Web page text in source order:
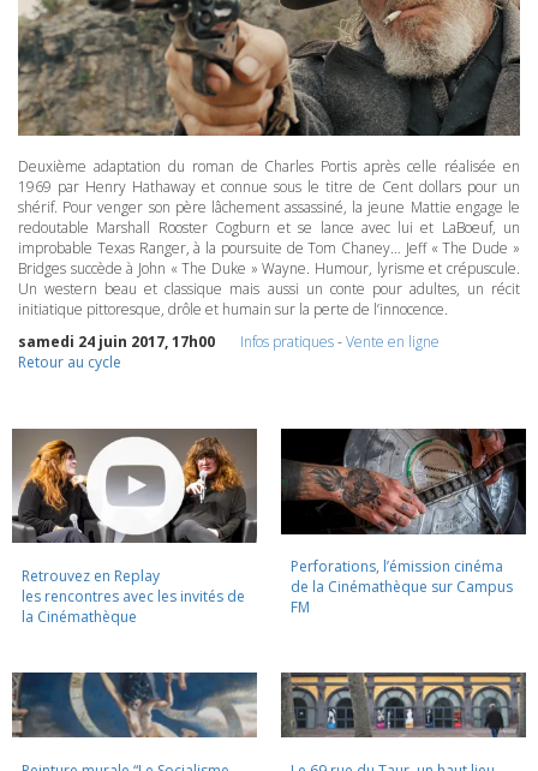
Deuxième adaptation du roman de Charles Portis après celle réalisée en
1969 par Henry Hathaway et connue sous le titre de Cent dollars pour un
shérif. Pour venger son père lâchement assassiné, la jeune Mattie engage le
redoutable Marshall Rooster Cogburn et se lance avec lui et LaBoeuf, un
improbable Texas Ranger, à la poursuite de Tom Chaney… Jeff « The Dude »
Bridges succède à John « The Duke » Wayne. Humour, lyrisme et crépuscule.
Un western beau et classique mais aussi un conte pour adultes, un récit
initiatique pittoresque, drôle et humain sur la perte de l’innocence.
samedi 24 juin 2017, 17h00
Infos pratiques-Vente en ligne
Retour au cycle
Retrouvez en Replay
les rencontres avec les invités de
la Cinémathèque
Perforations, l’émission cinéma
de la Cinémathèque sur Campus
FM